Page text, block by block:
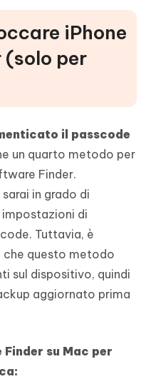
iPhone
per
il passcode
un quarto metodo per
Finder.
in grado di
di
Tuttavia, è
questo metodo
sul dispositivo, quindi
aggiornato prima
su Mac per